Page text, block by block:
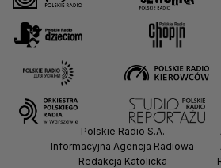
Polskie Radio S.A.
Informacyjna Agencja Radiowa
Redakcja Katolicka